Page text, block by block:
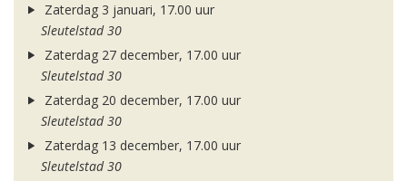
Zaterdag 3 januari, 17.00 uur
Sleutelstad 30
Zaterdag 27 december, 17.00 uur
Sleutelstad 30
Zaterdag 20 december, 17.00 uur
Sleutelstad 30
Zaterdag 13 december, 17.00 uur
Sleutelstad 30